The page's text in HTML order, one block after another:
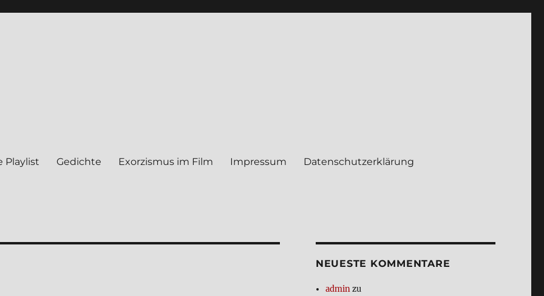
Play­list Gedich­te Exor­zis­mus im Film Impres­sum Daten­schutz­er­klä­rung
NEUE­STE KOM­MEN­TA­RE
adminzu